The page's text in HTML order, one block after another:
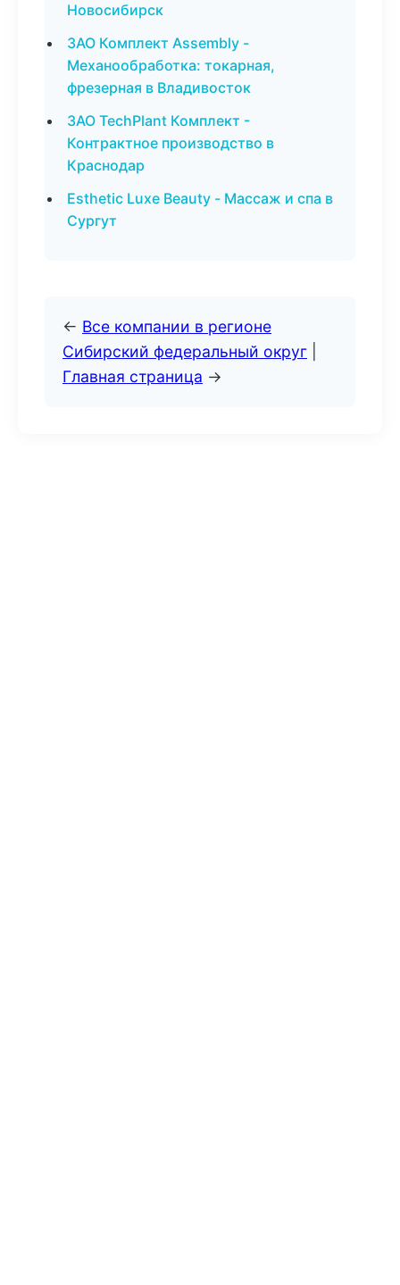
Новосибирск
ЗАО Комплект Assembly -
Механообработка: токарная,
фрезерная в Владивосток
ЗАО TechPlant Комплект -
Контрактное производство в
Краснодар
Esthetic Luxe Beauty - Массаж и спа в
Сургут
← Все компании в регионе
Сибирский федеральный округ
Главная страница →